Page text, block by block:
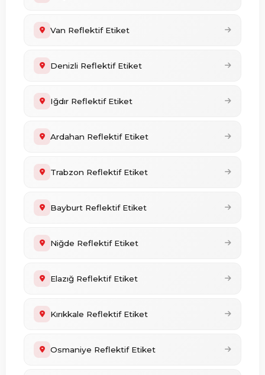
Van Reflektif Etiket
Denizli Reflektif Etiket
Iğdır Reflektif Etiket
Ardahan Reflektif Etiket
Trabzon Reflektif Etiket
Bayburt Reflektif Etiket
Niğde Reflektif Etiket
Elazığ Reflektif Etiket
Kırıkkale Reflektif Etiket
Osmaniye Reflektif Etiket